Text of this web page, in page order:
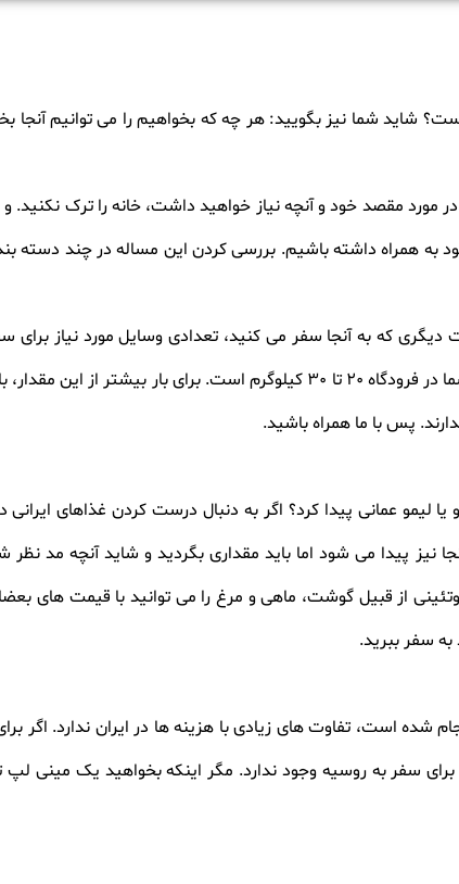
شاید شما نیز بگویید: هر چه که بخواهیم را می توانیم آنجا
مقصد خود و آنچه نیاز خواهید داشت، خانه را ترک نکنید. و
به همراه داشته باشیم. بررسی کردن این مساله در چند
که به آنجا سفر می کنید، تعدادی وسایل مورد نیاز برای
خود به همراه داشته باشید. همانطور که می دانید اجازه ی سنگینی بار شما در فرودگاه 20 تا 30 کیلوگرم
پس با ما همراه باشید.
لیمو عمانی پیدا کرد؟ اگر به دنبال درست کردن غذاهای
نیز پیدا می شود اما باید مقداری بگردید و شاید آنچه مد
از قبیل گوشت، ماهی و مرغ را می توانید با قیمت های بعضا
سفر ببرید.
است، تفاوت های زیادی با هزینه ها در ایران ندارد. اگر
سفر به روسیه وجود ندارد. مگر اینکه بخواهید یک مینی